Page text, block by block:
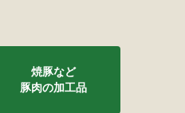
焼豚など
豚肉の加工品